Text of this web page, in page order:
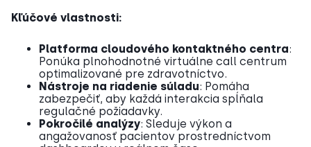
Kľúčové vlastnosti:
Platforma cloudového kontaktného centra:
Ponúka plnohodnotné virtuálne call centrum
optimalizované pre zdravotníctvo.
Nástroje na riadenie súladu: Pomáha
zabezpečiť, aby každá interakcia spĺňala
regulačné požiadavky.
Pokročilé analýzy: Sleduje výkon a
angažovanosť pacientov prostredníctvom